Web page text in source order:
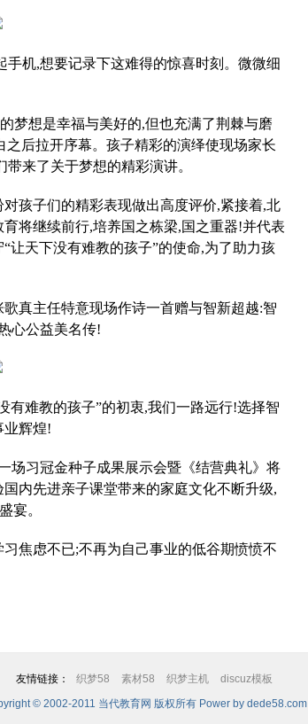
机,想要记录下这难得的惊喜时刻。微微细
梦想是幸福与美好的,但也充满了荆棘与磨
后拉开序幕。孩子精彩的演绎使现场家长
来了关于梦想的精彩演讲。
孩子们的精彩表现做出高度评价,紧接着,北
将继续前行,培养国之栋梁,国之重器!并代表
让天下没有难教的孩子”的使命,为了助力孩
真主任特意现场作诗一首赠与智新超越:智
心公益美名传!
有难教的孩子”的初衷,我们一路远行!选择智
业辉煌!
场习冠金种子成果展示会暨《结营典礼》将
内先进亲子课堂带来的家庭文化不断升级,
宴。
焦虑不已;不再为自己事业的低谷期愤愤不
友情链接： 织梦58 素材58 织梦主机
discuz模板
© 2002-2011 当代教育网 版权所有 Power by dede58.com